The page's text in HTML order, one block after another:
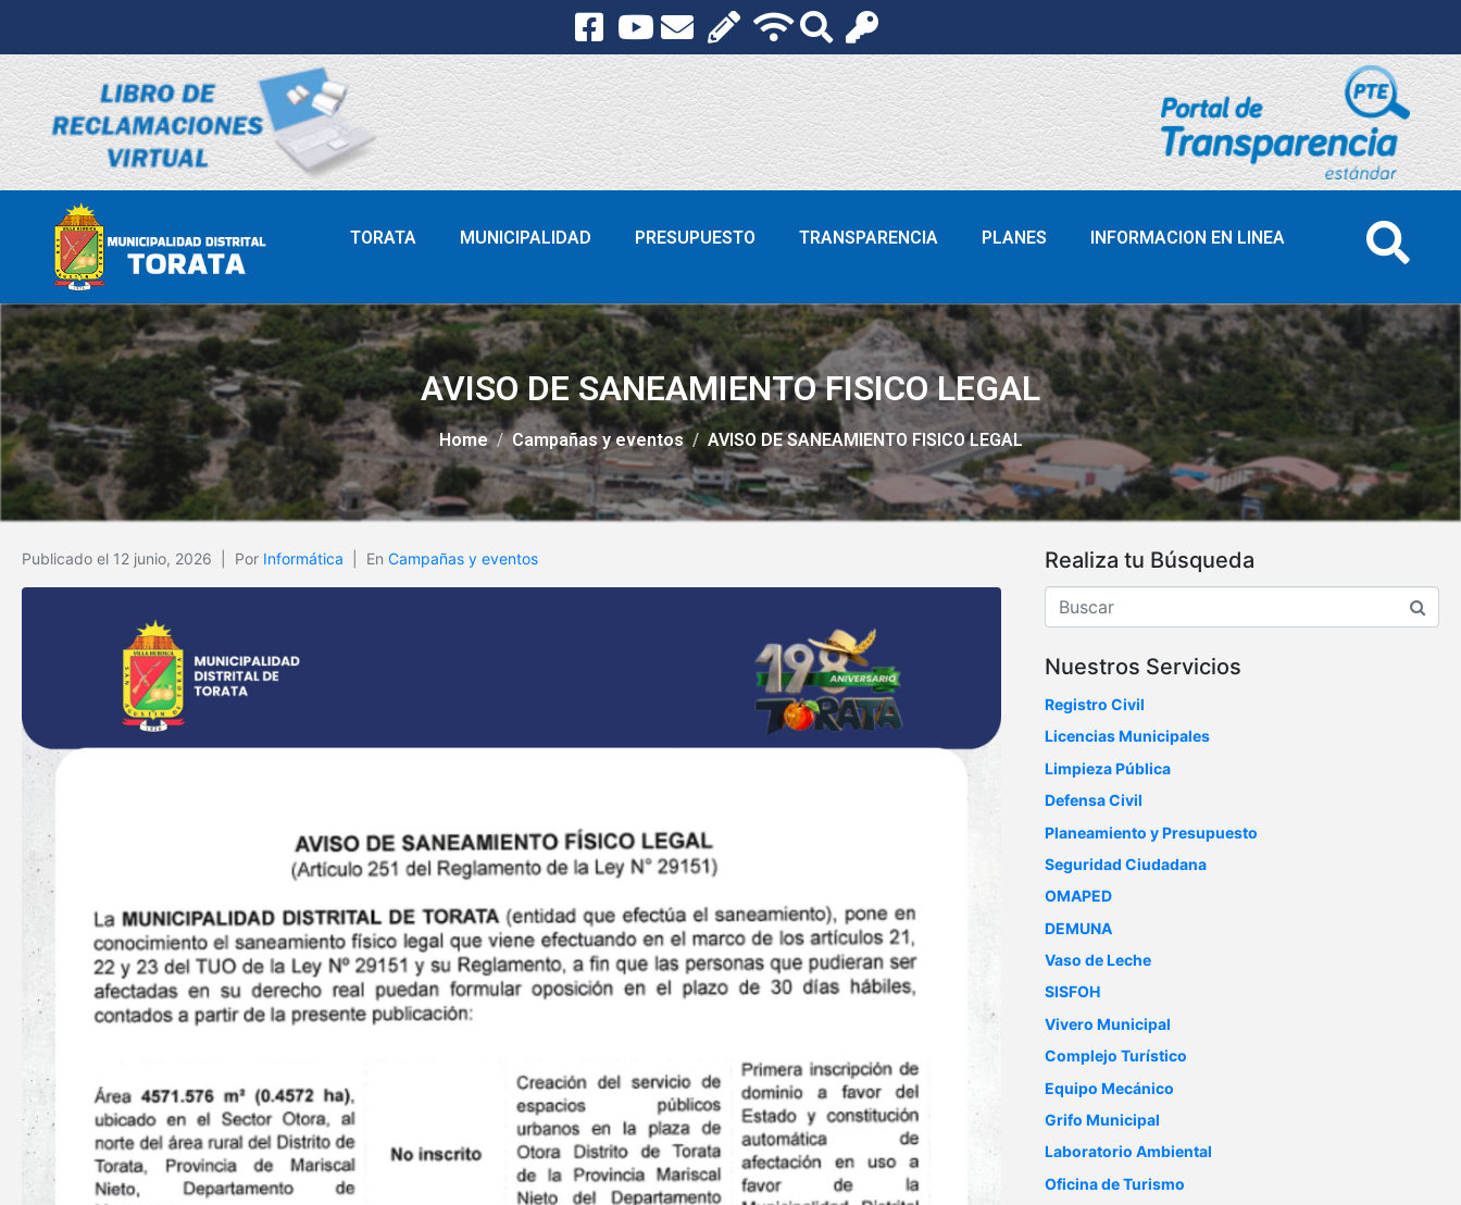
TORATA MUNICIPALIDAD PRESUPUESTO TRANSPARENCIA PLANES INFORMACION EN LINEA
AVISO DE SANEAMIENTO FISICO LEGAL
Home Campañas y eventos AVISO DE SANEAMIENTO FISICO LEGAL
Publicado el 12 junio, 2026 Por Informática En Campañas y eventos Realiza tu Búsqueda
Nuestros Servicios
Registro Civil
Licencias Municipales
Limpieza Pública
Defensa Civil
Planeamiento y Presupuesto
Seguridad Ciudadana
OMAPED
DEMUNA
Vaso de Leche
SISFOH
Vivero Municipal
Complejo Turístico
Equipo Mecánico
Grifo Municipal
Laboratorio Ambiental
Oficina de Turismo